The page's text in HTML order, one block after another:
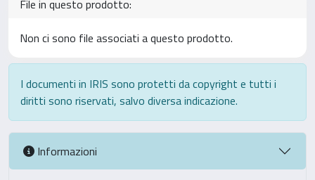
File in questo prodotto:
Non ci sono file associati a questo prodotto.
I documenti in IRIS sono protetti da copyright e tutti i
diritti sono riservati, salvo diversa indicazione.
Informazioni